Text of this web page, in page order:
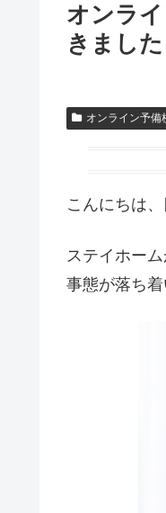
オンラ
きまし
オンライン予備
こんにちは
ステイホーム
事態が落ち